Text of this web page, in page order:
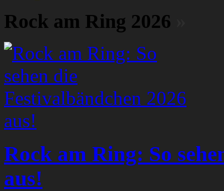
Rock am Ring 2026
Rock am Ring: So
aus!